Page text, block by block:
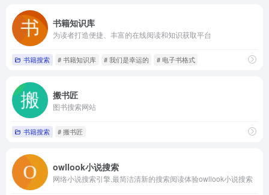
书籍知识库
为读者打造便捷、丰富的在线阅读和知识获取平台
书籍搜索 # 书籍知识库 # 我们是幸运的 # 电子书格式
搬书匠
图书搜索网站
书籍搜索 # 搬书匠
owllook小说搜索
网络小说搜索引擎,最简洁清新的搜索阅读体验owllook小说搜索